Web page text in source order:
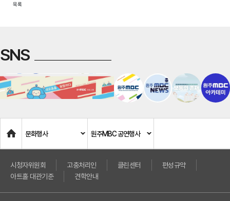
목록
SNS
Home
문화행사 원주MBC 공연행사
시청자위원회 고충처리인 클린센터
편성규약
아트홀 대관기준
견학안내